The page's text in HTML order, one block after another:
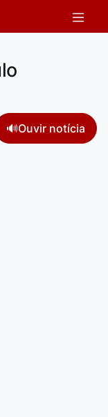
🔊Ouvir notícia